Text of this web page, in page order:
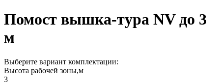
Помост вышка-тура NV до 3
м
Выберите вариант комплектации:
Высота рабочей зоны,м
3